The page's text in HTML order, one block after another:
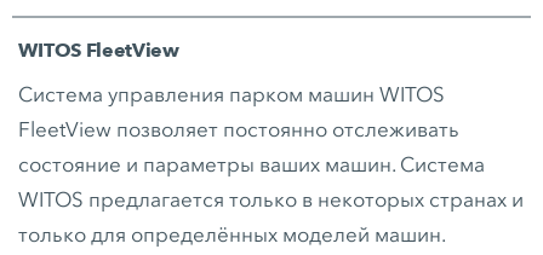
WITOS FleetView
Система управления парком машин WITOS
FleetView позволяет постоянно отслеживать
состояние и параметры ваших машин. Система
WITOS предлагается только в некоторых странах и
только для определённых моделей машин.